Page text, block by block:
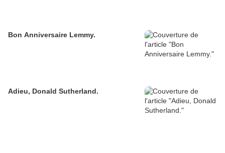
Bon Anniversaire Lemmy.
Adieu, Donald Sutherland.